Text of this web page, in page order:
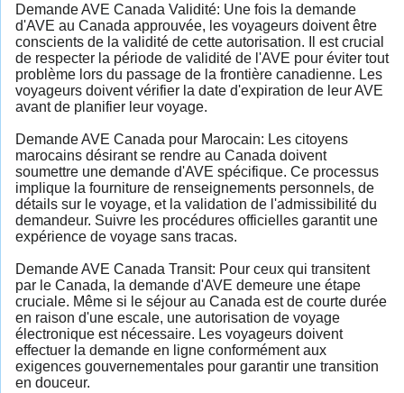
Demande AVE Canada Validité: Une fois la demande
d'AVE au Canada approuvée, les voyageurs doivent être
conscients de la validité de cette autorisation. Il est crucial
de respecter la période de validité de l'AVE pour éviter tout
problème lors du passage de la frontière canadienne. Les
voyageurs doivent vérifier la date d'expiration de leur AVE
avant de planifier leur voyage.
Demande AVE Canada pour Marocain: Les citoyens
marocains désirant se rendre au Canada doivent
soumettre une demande d'AVE spécifique. Ce processus
implique la fourniture de renseignements personnels, de
détails sur le voyage, et la validation de l'admissibilité du
demandeur. Suivre les procédures officielles garantit une
expérience de voyage sans tracas.
Demande AVE Canada Transit: Pour ceux qui transitent
par le Canada, la demande d'AVE demeure une étape
cruciale. Même si le séjour au Canada est de courte durée
en raison d'une escale, une autorisation de voyage
électronique est nécessaire. Les voyageurs doivent
effectuer la demande en ligne conformément aux
exigences gouvernementales pour garantir une transition
en douceur.